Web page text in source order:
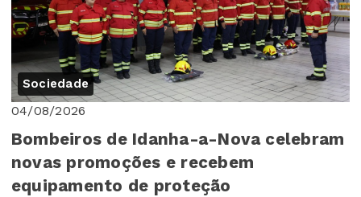
Sociedade
04/08/2026
Bombeiros de Idanha-a-Nova celebram
novas promoções e recebem
equipamento de proteção